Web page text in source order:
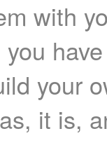
with
your
it is,